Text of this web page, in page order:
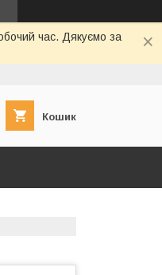
час. Дякуємо за
Кошик